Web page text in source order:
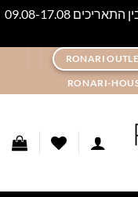
לקוחות יקרים! אין משלוחים/איסוף עצמי בין התאריכים 09.08-17.08
RONARI
RONARI-